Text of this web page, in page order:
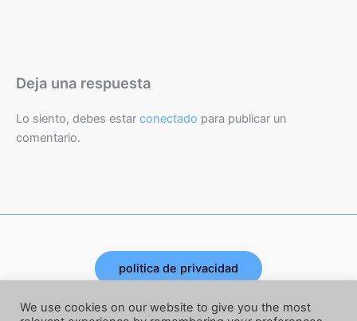
Deja una respuesta
Lo siento, debes estar conectado para publicar un
comentario.
politica de privacidad
Copyright © 2026 | Powered by Joe Corbata
We use cookies on our website to give you the most